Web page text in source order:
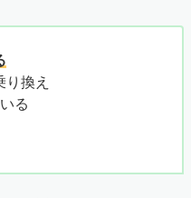
り換え
る